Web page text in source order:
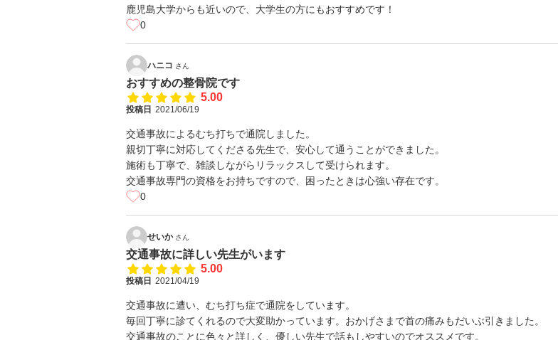
鹿児島大学からも近いので、大学生の方にもおすすめです！
0
ハニコ さん
おすすめの整骨院です
5.00
投稿日 2021/06/19
交通事故によるむち打ちで通院しました。
親切丁寧に対応してくださる先生で、安心して通うことができました。
施術も丁寧で、雑談しながらリラックスして受けられます。
交通事故専門の資格をお持ちですので、困ったときは心強い存在です。
0
せいか さん
交通事故に詳しい先生がいます
5.00
投稿日 2021/04/19
交通事故に遭い、むち打ち症で通院をしています。
毎回丁寧に診てくれるので大変助かっています。おかげさまで首の痛みもだいぶ引きました。
交通事故のことに色々と詳しく、優しい先生で話もしやすいのでオススメです。